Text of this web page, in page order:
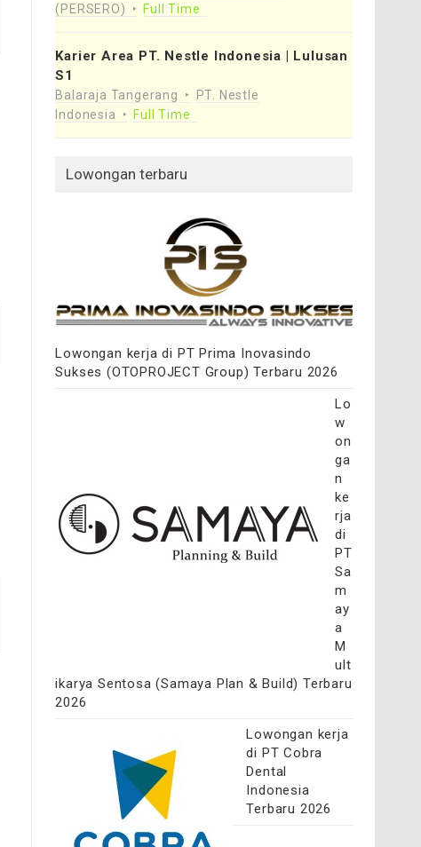
(PERSERO)
Full Time
Karier Area PT. Nestle Indonesia | Lulusan
S1
Balaraja Tangerang
PT. Nestle
Indonesia
Full Time
Lowongan terbaru
Lowongan kerja di PT Prima Inovasindo
Sukses (OTOPROJECT Group) Terbaru 2026
Lo
w
on
ga
n
ke
rja
di
PT
Sa
m
ay
a
M
ult
ikarya Sentosa (Samaya Plan & Build) Terbaru
2026
Lowongan kerja
di PT Cobra
Dental
Indonesia
Terbaru 2026